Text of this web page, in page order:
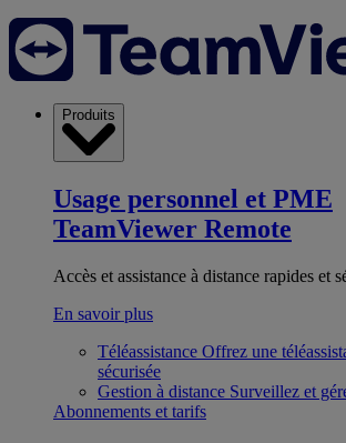
Produits
Usage personnel et PME
TeamViewer Remote
Accès et assistance à distance rapides et
En savoir plus
Téléassistance Offrez une
sécurisée
Gestion à distance Surveillez et
Abonnements et tarifs